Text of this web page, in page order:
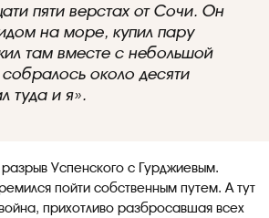
пяти верстах от Сочи. Он
на море, купил пару
там вместе с небольшой
собралось около десяти
туда и я».
Успенского с Гурджиевым.
пойти собственным путем. А тут
прихотливо разбросавшая всех